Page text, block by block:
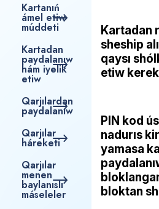
Kartanıń
ámel etiw
múddeti
Kartadan
paydalanıw
hám iyelik
etiw
Qarjılardan
paydalanıw
Qarjılar
háreketi
Qarjılar
menen
baylanıslı
máseleler
Kartadan
sheship
qaysı
etiw
PIN kod
nadurıs
yamasa
bloktan